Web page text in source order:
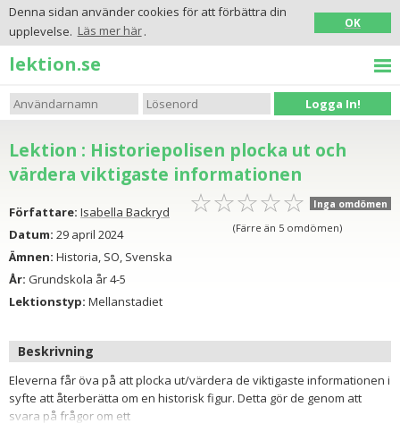
Denna sidan använder cookies för att förbättra din
upplevelse. Läs mer här.
OK
lektion.se
Logga In!
Lektion : Historiepolisen plocka ut och
värdera viktigaste informationen
☆☆☆☆☆
★★★★★ Inga omdömen
(Färre än 5 omdömen)
Författare: Isabella Backryd
Datum: 29 april 2024
Ämnen: Historia, SO, Svenska
År: Grundskola år 4-5
Lektionstyp: Mellanstadiet
Beskrivning
Eleverna får öva på att plocka ut/värdera de viktigaste informationen i
syfte att återberätta om en historisk figur. Detta gör de genom att
svara på frågor om ett